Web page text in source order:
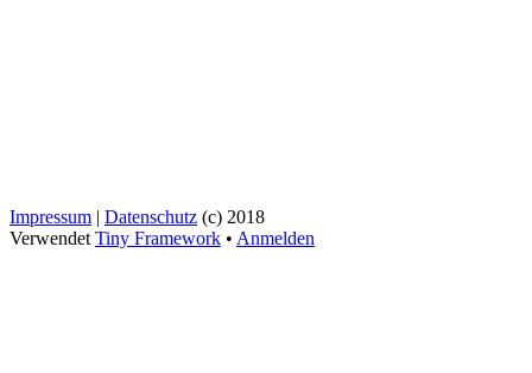
Impressum | Datenschutz (c) 2018
Verwendet Tiny Framework • Anmelden